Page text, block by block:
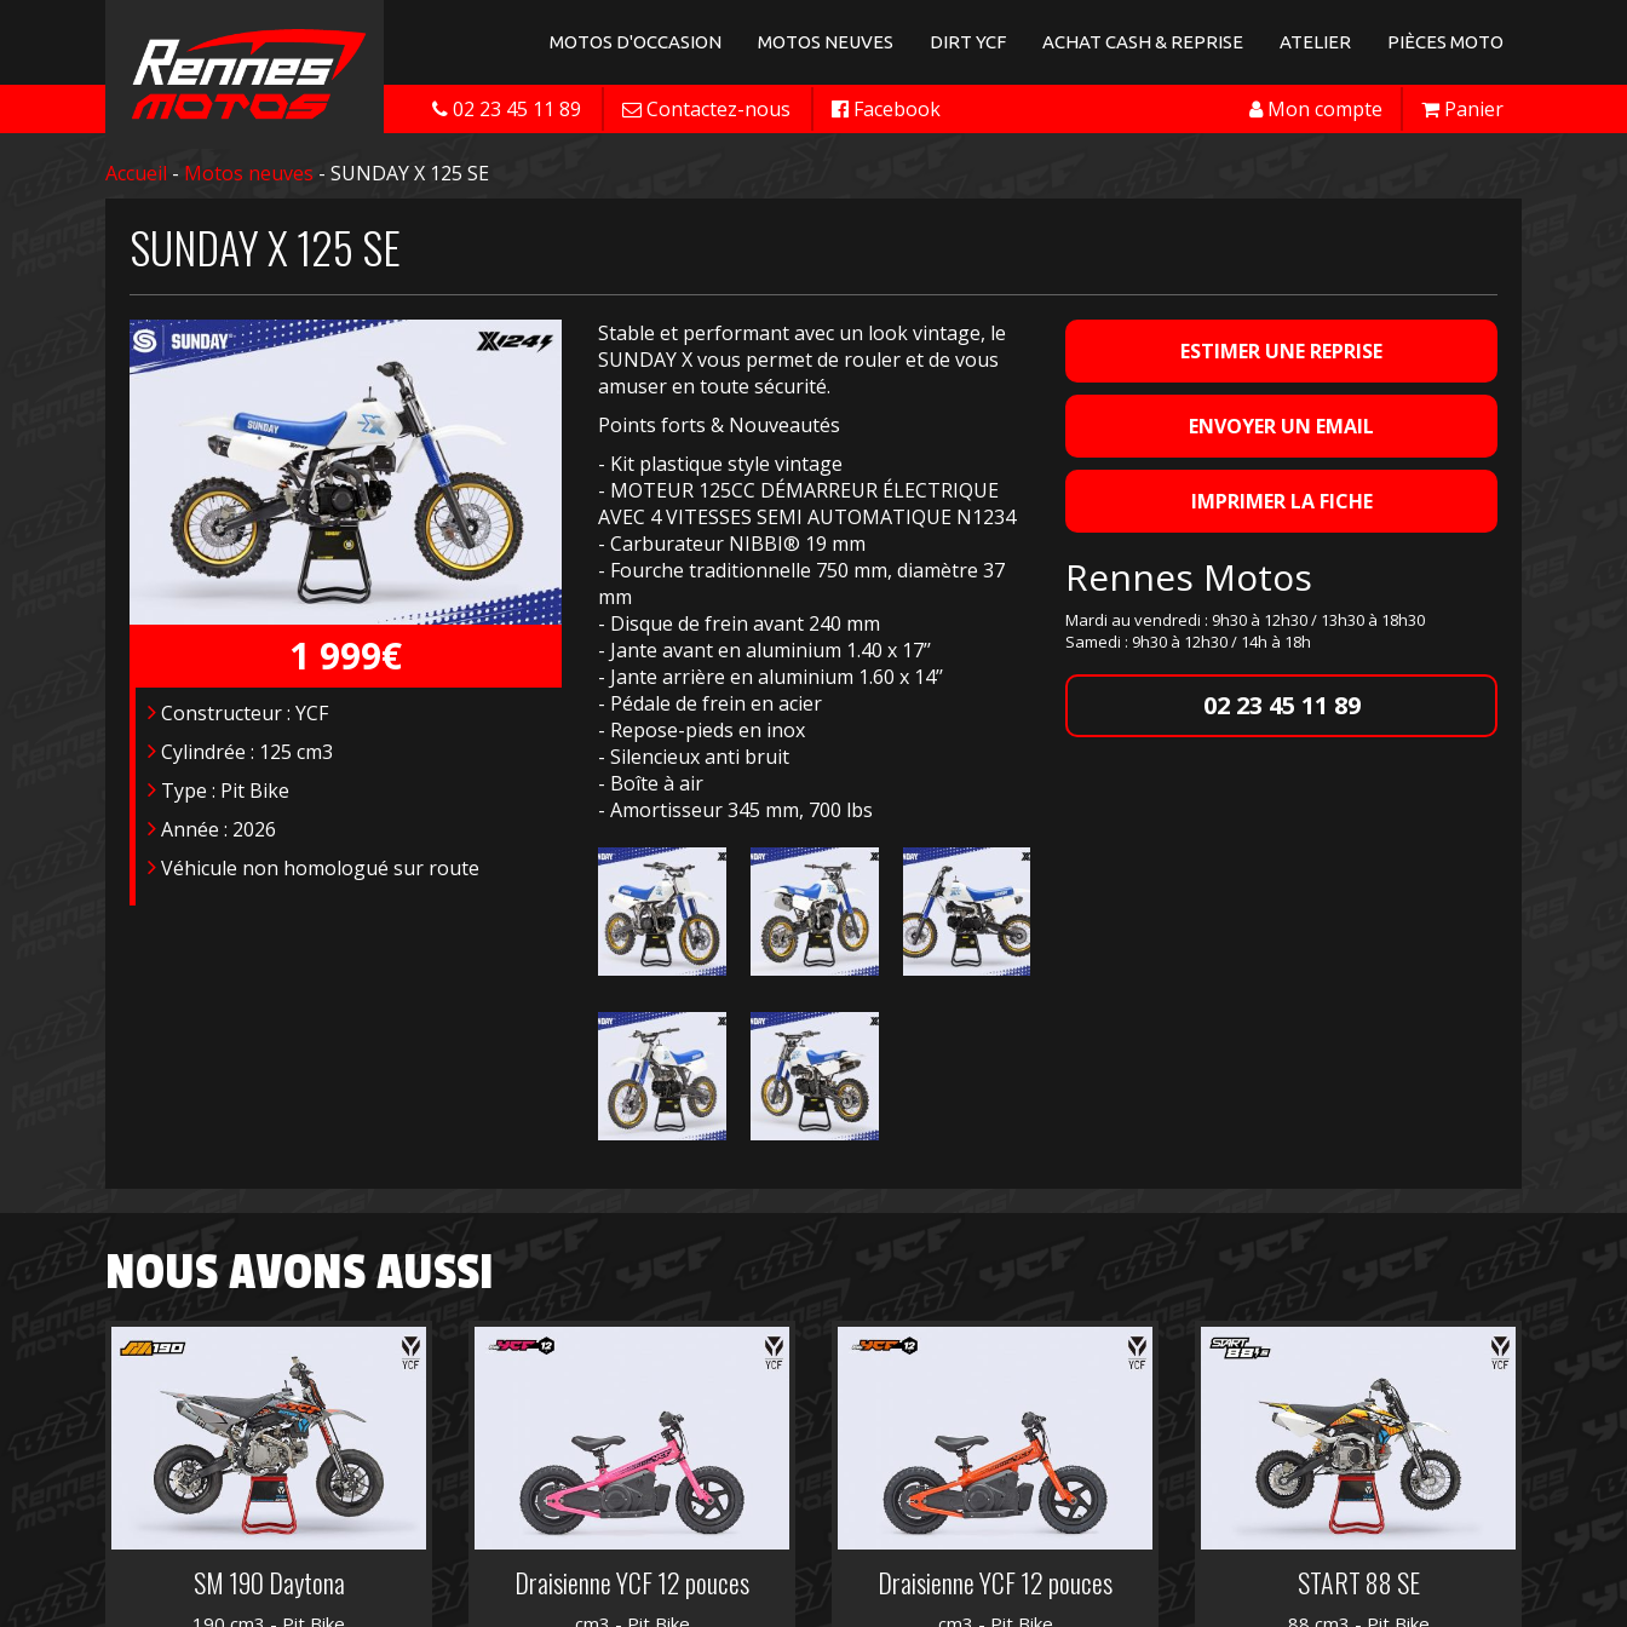
MOTOS D'OCCASION MOTOS NEUVES DIRT YCF ACHAT CASH & REPRISE ATELIER PIÈCES MOTO
02 23 45 11 89 Contactez-nous Facebook Panier
Mon compte
Accueil - Motos neuves - SUNDAY X 125 SE
SUNDAY X 125 SE
1 999€
Constructeur : YCF
Cylindrée : 125 cm3
Type : Pit Bike
Année : 2026
Véhicule non homologué sur route
Stable et performant avec un look vintage, le
SUNDAY X vous permet de rouler et de vous
amuser en toute sécurité.
Points forts & Nouveautés
- Kit plastique style vintage
- MOTEUR 125CC DÉMARREUR ÉLECTRIQUE
AVEC 4 VITESSES SEMI AUTOMATIQUE N1234
- Carburateur NIBBI® 19 mm
- Fourche traditionnelle 750 mm, diamètre 37
mm
- Disque de frein avant 240 mm
- Jante avant en aluminium 1.40 x 17’’
- Jante arrière en aluminium 1.60 x 14’’
- Pédale de frein en acier
- Repose-pieds en inox
- Silencieux anti bruit
- Boîte à air
- Amortisseur 345 mm, 700 lbs
ESTIMER UNE REPRISE
ENVOYER UN EMAIL
IMPRIMER LA FICHE
Rennes Motos
Mardi au vendredi : 9h30 à 12h30 / 13h30 à 18h30
Samedi : 9h30 à 12h30 / 14h à 18h
02 23 45 11 89
NOUS AVONS AUSSI
SM 190 Daytona Draisienne YCF 12 pouces Draisienne YCF 12 pouces START 88 SE